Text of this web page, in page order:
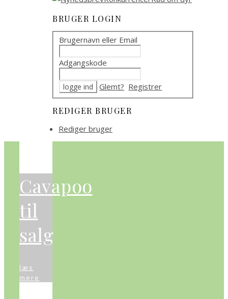
Cavapoo
til
salg
læs
mere
BRUGER LOGIN
Brugernavn eller Email
Adgangskode
Glemt? Registrer
REDIGER BRUGER
Rediger bruger